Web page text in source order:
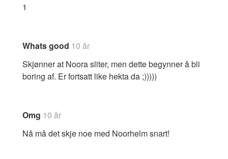
1
Whats good 10 år
Skjønner at Noora sliter, men dette begynner å bli
boring af. Er fortsatt like hekta da ;)))))
Omg 10 år
Nå må det skje noe med Noorhelm snart!